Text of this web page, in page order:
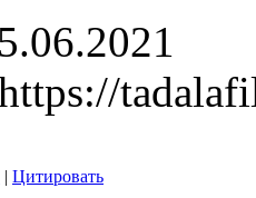
| Цитировать